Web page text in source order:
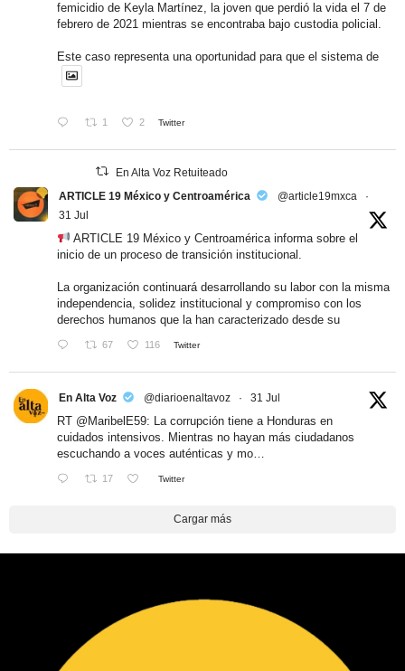
femicidio de Keyla Martínez, la joven que perdió la vida el 7 de
febrero de 2021 mientras se encontraba bajo custodia policial.
Este caso representa una oportunidad para que el sistema de
1 2 Twitter
En Alta Voz Retuiteado
ARTICLE 19 México y Centroamérica
@article19mxca
·
31 Jul
ARTICLE 19 México y Centroamérica informa sobre el
inicio de un proceso de transición institucional.
La organización continuará desarrollando su labor con la misma
independencia, solidez institucional y compromiso con los
derechos humanos que la han caracterizado desde su
67 116 Twitter
En Alta Voz @diarioenaltavoz · 31 Jul
RT @MaribelE59: La corrupción tiene a Honduras en
cuidados intensivos. Mientras no hayan más ciudadanos
escuchando a voces auténticas y mo…
17 Twitter
Cargar más